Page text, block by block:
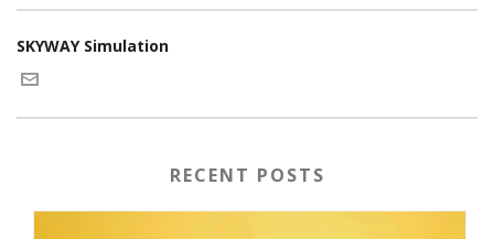
SKYWAY Simulation
RECENT POSTS